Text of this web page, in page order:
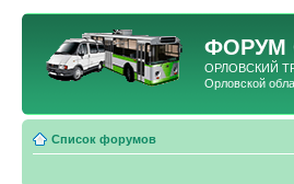
ФОРУМ
ОРЛОВСКИЙ
Орловской
Список форумов